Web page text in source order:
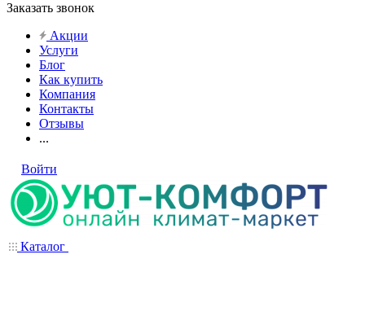
Заказать звонок
Акции
Услуги
Блог
Как купить
Компания
Контакты
Отзывы
...
Войти
Каталог